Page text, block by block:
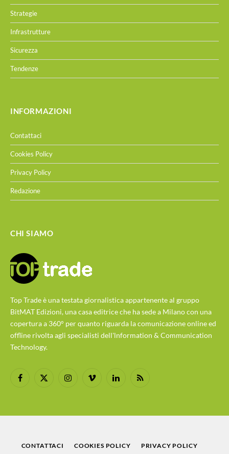
Strategie
Infrastrutture
Sicurezza
Tendenze
INFORMAZIONI
Contattaci
Cookies Policy
Privacy Policy
Redazione
CHI SIAMO
Top Trade è una testata giornalistica appartenente al gruppo
BitMAT Edizioni, una casa editrice che ha sede a Milano con una
copertura a 360° per quanto riguarda la comunicazione online ed
offline rivolta agli specialisti dell'lnformation & Communication
Technology.
Facebook
X
InstagramVimeo LinkedInRSS
CONTATTACI COOKIES POLICY PRIVACY POLICY